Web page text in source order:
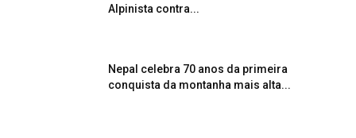
Alpinista contra...
Nepal celebra 70 anos da primeira
conquista da montanha mais alta...